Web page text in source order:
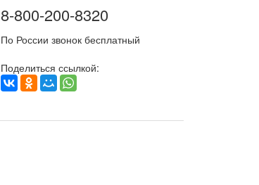
8-800-200-8320
По России звонок бесплатный
Поделиться ссылкой: